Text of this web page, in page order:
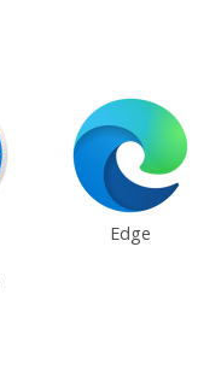
Edge